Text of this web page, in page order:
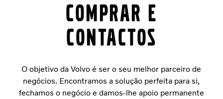
Comprar e
contactos
O objetivo da Volvo é ser o seu melhor parceiro de
negócios. Encontramos a solução perfeita para si,
fechamos o negócio e damos-lhe apoio permanente